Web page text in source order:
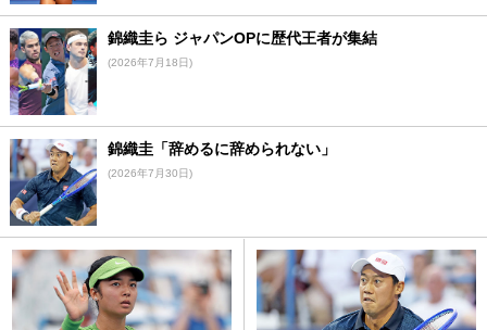
錦織圭ら ジャパンOPに歴代王者が集結
(2026年7月18日)
錦織圭「辞めるに辞められない」
(2026年7月30日)